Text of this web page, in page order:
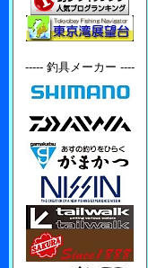
----- 釣具メーカー ----